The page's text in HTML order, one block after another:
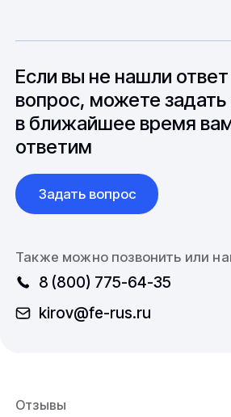
может быть сокращен до 1
до 6 месяцев производства.
вопросы связанные с
международной логистикой.
Если вы не нашли
вопрос, можете
в ближайшее время
ответим
Задать вопрос
Также можно позвонить или
8 (800) 775-64-35
kirov@fe-rus.ru
Отзывы